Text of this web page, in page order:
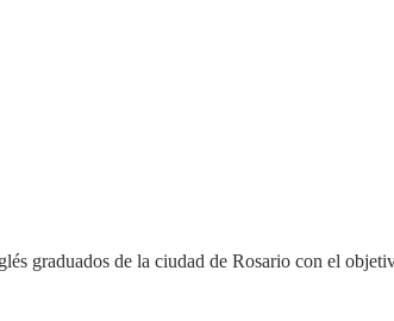
graduados de la ciudad de Rosario con el